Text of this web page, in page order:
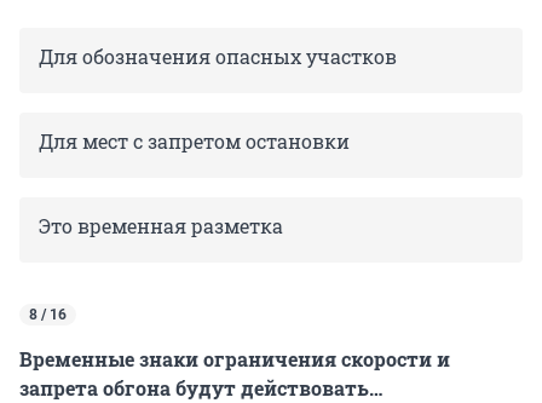
Для обозначения опасных участков
Для мест с запретом остановки
Это временная разметка
8 / 16
Временные знаки ограничения скорости и
запрета обгона будут действовать…